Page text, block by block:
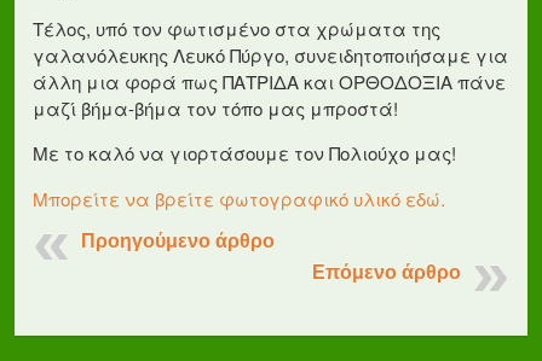
Τέλος, υπό τον φωτισμένο στα χρώματα της
γαλανόλευκης Λευκό Πύργο, συνειδητοποιήσαμε για
άλλη μια φορά πως ΠΑΤΡΙΔΑ και ΟΡΘΟΔΟΞΙΑ πάνε
μαζί βήμα-βήμα τον τόπο μας μπροστά!
Με το καλό να γιορτάσουμε τον Πολιούχο μας!
Μπορείτε να βρείτε φωτογραφικό υλικό εδώ.
Προηγούμενο άρθρο
Επόμενο άρθρο